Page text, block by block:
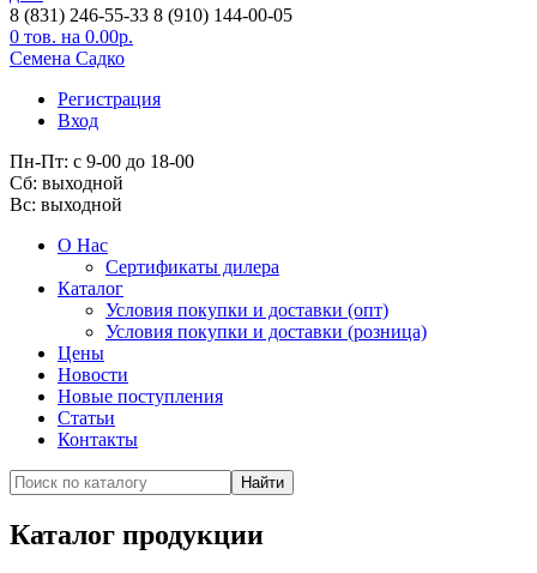
8 (831) 246-55-33 8 (910) 144-00-05
0 тов. на 0.00р.
Семена Садко
Регистрация
Вход
Пн-Пт: с 9-00 до 18-00
Cб: выходной
Вс: выходной
О Нас
Сертификаты дилера
Каталог
Условия покупки и доставки (опт)
Условия покупки и доставки (розница)
Цены
Новости
Новые поступления
Статьи
Контакты
Каталог продукции